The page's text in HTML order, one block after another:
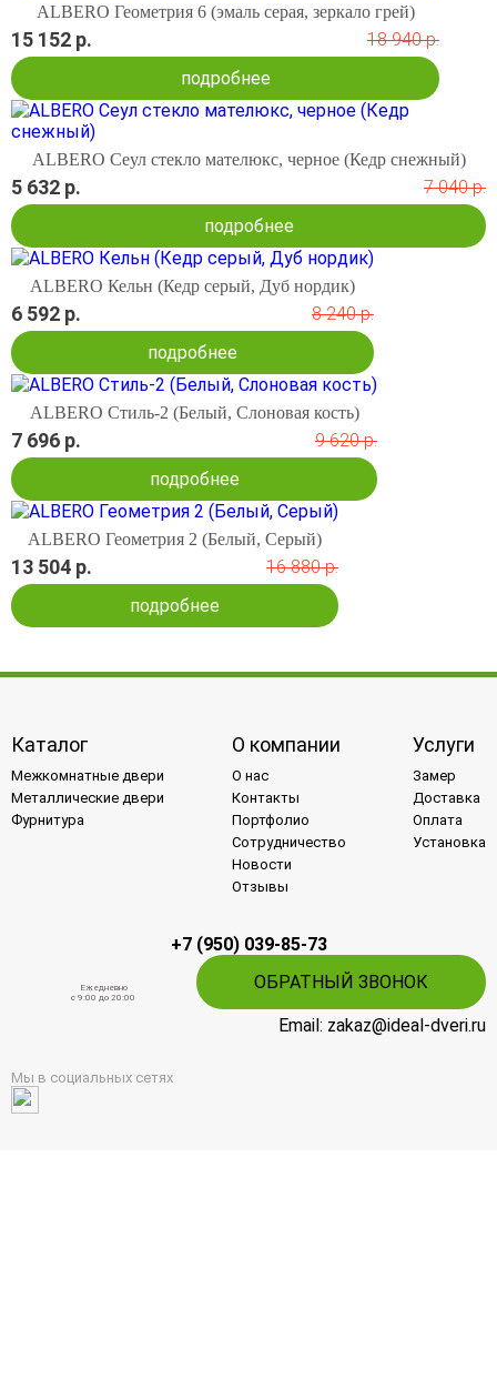
ALBERO Геометрия 6 (эмаль серая, зеркало грей)
15 152 р.
18 940 р.
подробнее
ALBERO Сеул стекло мателюкс, черное (Кедр снежный)
5 632 р.
7 040 р.
подробнее
ALBERO Кельн (Кедр серый, Дуб нордик)
6 592 р.
8 240 р.
подробнее
ALBERO Стиль-2 (Белый, Слоновая кость)
7 696 р.
9 620 р.
подробнее
ALBERO Геометрия 2 (Белый, Серый)
13 504 р.
16 880 р.
подробнее
Каталог
Межкомнатные двери
Металлические двери
Фурнитура
О компании
О нас
Контакты
Портфолио
Сотрудничество
Новости
Отзывы
Услуги
Замер
Доставка
Оплата
Установка
+7 (950) 039-85-73
Ежедневно
c 9:00 до 20:00
ОБРАТНЫЙ ЗВОНОК
Email: zakaz@ideal-dveri.ru
Мы в социальных сетях